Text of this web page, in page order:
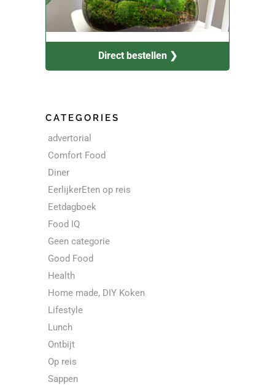
Direct bestellen ❯
CATEGORIES
advertorial
Comfort Food
Diner
EerlijkerEten op reis
Eetdagboek
Food IQ
Geen categorie
Good Food
Health
Home made, DIY Koken
Lifestyle
Lunch
Ontbijt
Op reis
Sappen